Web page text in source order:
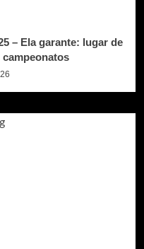
– Ela garante: lugar de